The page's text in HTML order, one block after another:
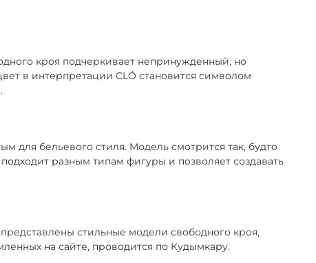
кроя подчеркивает непринужденный, но
в интерпретации CLÓ становится символом
для бельевого стиля. Модель смотрится так, будто
разным типам фигуры и позволяет создавать
стильные модели свободного кроя,
на сайте, проводится по Кудымкару.